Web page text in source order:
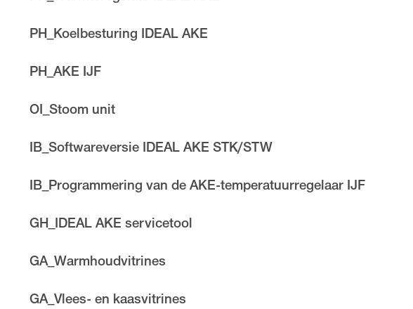
PH_Koelbesturing IDEAL AKE
PH_AKE IJF
OI_Stoom unit
IB_Softwareversie IDEAL AKE STK/STW
IB_Programmering van de AKE-temperatuurregelaar IJF
GH_IDEAL AKE servicetool
GA_Warmhoudvitrines
GA_Vlees- en kaasvitrines